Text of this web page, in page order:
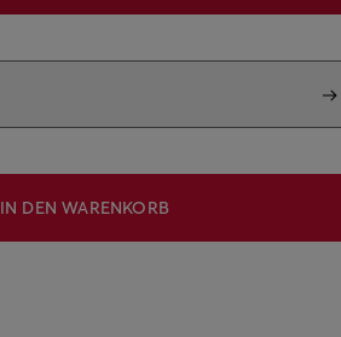
IN DEN WARENKORB